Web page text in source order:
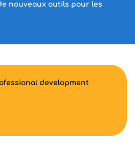
nouveaux outils pour les
development